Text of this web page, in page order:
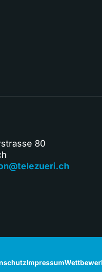
80
Impressum